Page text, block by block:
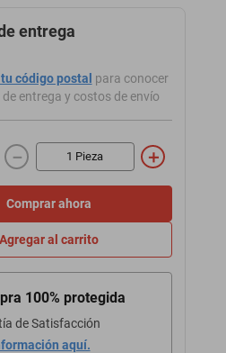
entrega
código postal para conocer
entrega y costos de envío
＋
－
Comprar ahora
Agregar al carrito
100% protegida
de Satisfacción
aquí.